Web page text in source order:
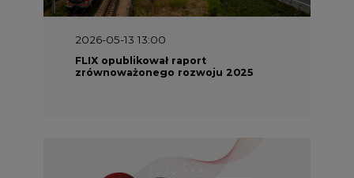
2026-05-13 13:00
FLIX opublikował raport
zrównoważonego rozwoju 2025